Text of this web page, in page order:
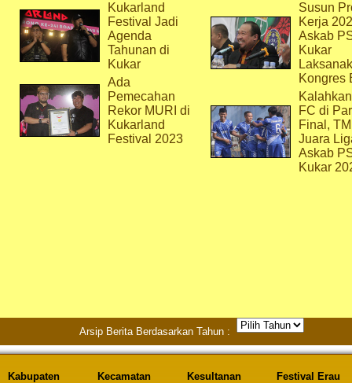
Kukarland
Festival Jadi
Agenda
Tahunan di
Kukar
Ada
Pemecahan
Rekor MURI di
Kukarland
Festival 2023
Susun
Kerja
Askab
Kukar
Kongres
FC di
Final,
Juara
Askab
Kukar
Arsip Berita Berdasarkan Tahun :
Kabupaten
Kecamatan
Kesultanan
Festival Erau